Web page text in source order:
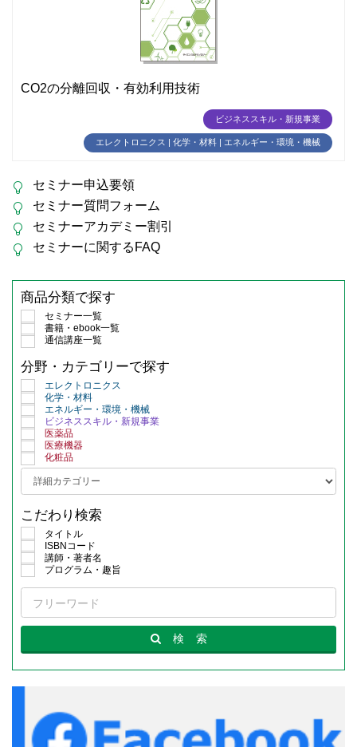
CO2の分離回収・有効利用技術
ビジネススキル・新規事業
エレクトロニクス | 化学・材料 | エネルギー・環境・機械
セミナー申込要領
セミナー質問フォーム
セミナーアカデミー割引
セミナーに関するFAQ
商品分類で探す
セミナー一覧
書籍・ebook一覧
通信講座一覧
分野・カテゴリーで探す
エレクトロニクス
化学・材料
エネルギー・環境・機械
ビジネススキル・新規事業
医薬品
医療機器
化粧品
こだわり検索
タイトル
ISBNコード
講師・著者名
プログラム・趣旨
検 索